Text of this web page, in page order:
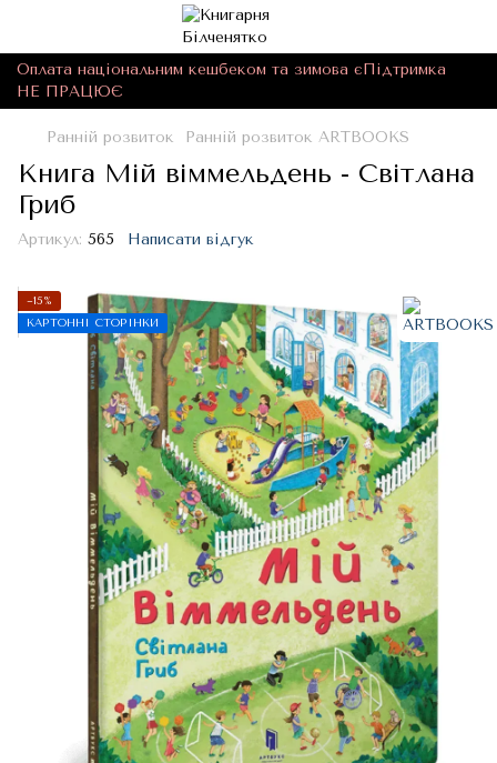
Оплата національним кешбеком та зимова єПідтримка
НЕ ПРАЦЮЄ
Ранній розвиток Ранній розвиток ARTBOOKS
Книга Мій віммельдень - Світлана
Гриб
Артикул: 565 Написати відгук
−15%
КАРТОННІ СТОРІНКИ